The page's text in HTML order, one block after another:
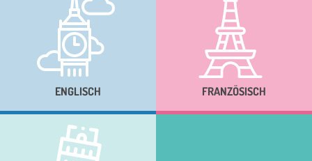
ENGLISCH FRANZÖSISCH